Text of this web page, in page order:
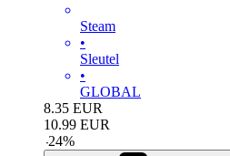
Steam
•
Sleutel
•
GLOBAL
8.35 EUR
10.99 EUR
-24%